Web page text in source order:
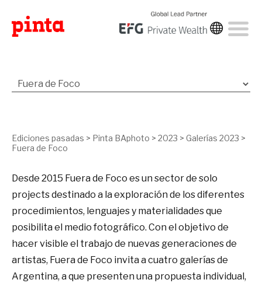
Ediciones pasadas > Pinta BAphoto > 2023 > Galerías 2023 >
Fuera de Foco
Desde 2015 Fuera de Foco es un sector de solo
projects destinado a la exploración de los diferentes
procedimientos, lenguajes y materialidades que
posibilita el medio fotográfico. Con el objetivo de
hacer visible el trabajo de nuevas generaciones de
artistas, Fuera de Foco invita a cuatro galerías de
Argentina, a que presenten una propuesta individual,